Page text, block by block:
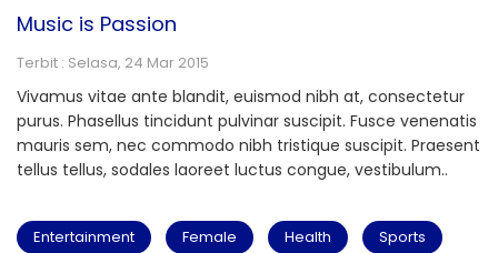
Music is Passion
Terbit : Selasa, 24 Mar 2015
Vivamus vitae ante blandit, euismod nibh at, consectetur
purus. Phasellus tincidunt pulvinar suscipit. Fusce venenatis
mauris sem, nec commodo nibh tristique suscipit. Praesent
tellus tellus, sodales laoreet luctus congue, vestibulum..
Entertainment Female Health Sports